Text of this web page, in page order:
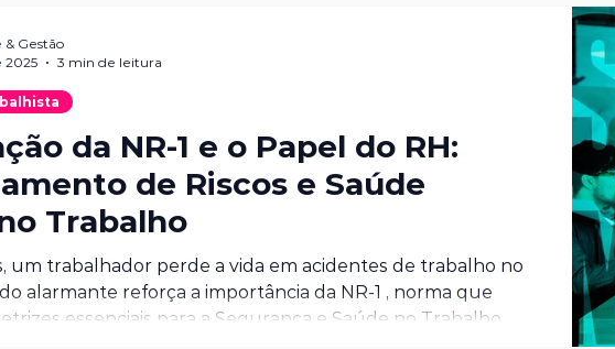
Gestão de Desempenho
Empreendedorismo
da NR‑1 e o Papel do RH:
de Riscos e Saúde
Trabalho
um trabalhador perde a vida em acidentes de trabalho no
alarmante reforça a importância da NR‑1 , norma que
essenciais para a Segurança e Saúde no Trabalho
Gestão
2025
3 min de leitura